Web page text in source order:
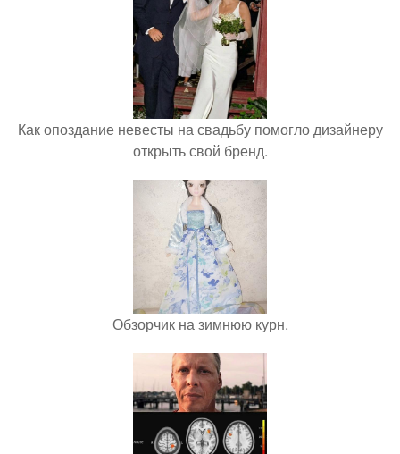
Как опоздание невесты на свадьбу помогло дизайнеру
открыть свой бренд.
Обзорчик на зимнюю курн.